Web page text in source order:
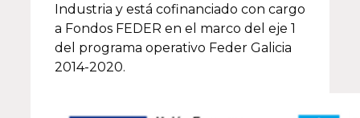
Industria y está cofinanciado con cargo
a Fondos FEDER en el marco del eje 1
del programa operativo Feder Galicia
2014-2020.